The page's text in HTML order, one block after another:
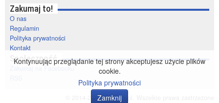
Zakumaj to!
O nas
Regulamin
Polityka prywatności
Kontakt
Społeczność
Zakumaj na Facebooku
© 2014-2020 zakumaj.pl. Wszelkie prawa zastrzeżone
Kontynuując przeglądanie tej strony akceptujesz użycie plików
cookie.
Polityka prywatności
Zamknij